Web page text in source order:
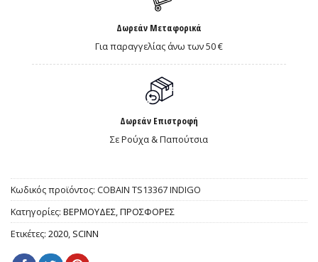
Δωρεάν Μεταφορικά
Για παραγγελίας άνω των 50 €
Δωρεάν Επιστροφή
Σε Ρούχα & Παπούτσια
Κωδικός προϊόντος: COBAIN TS13367 INDIGO
Κατηγορίες: ΒΕΡΜΟΥΔΕΣ,ΠΡΟΣΦΟΡΕΣ
Ετικέτες: 2020, SCINN